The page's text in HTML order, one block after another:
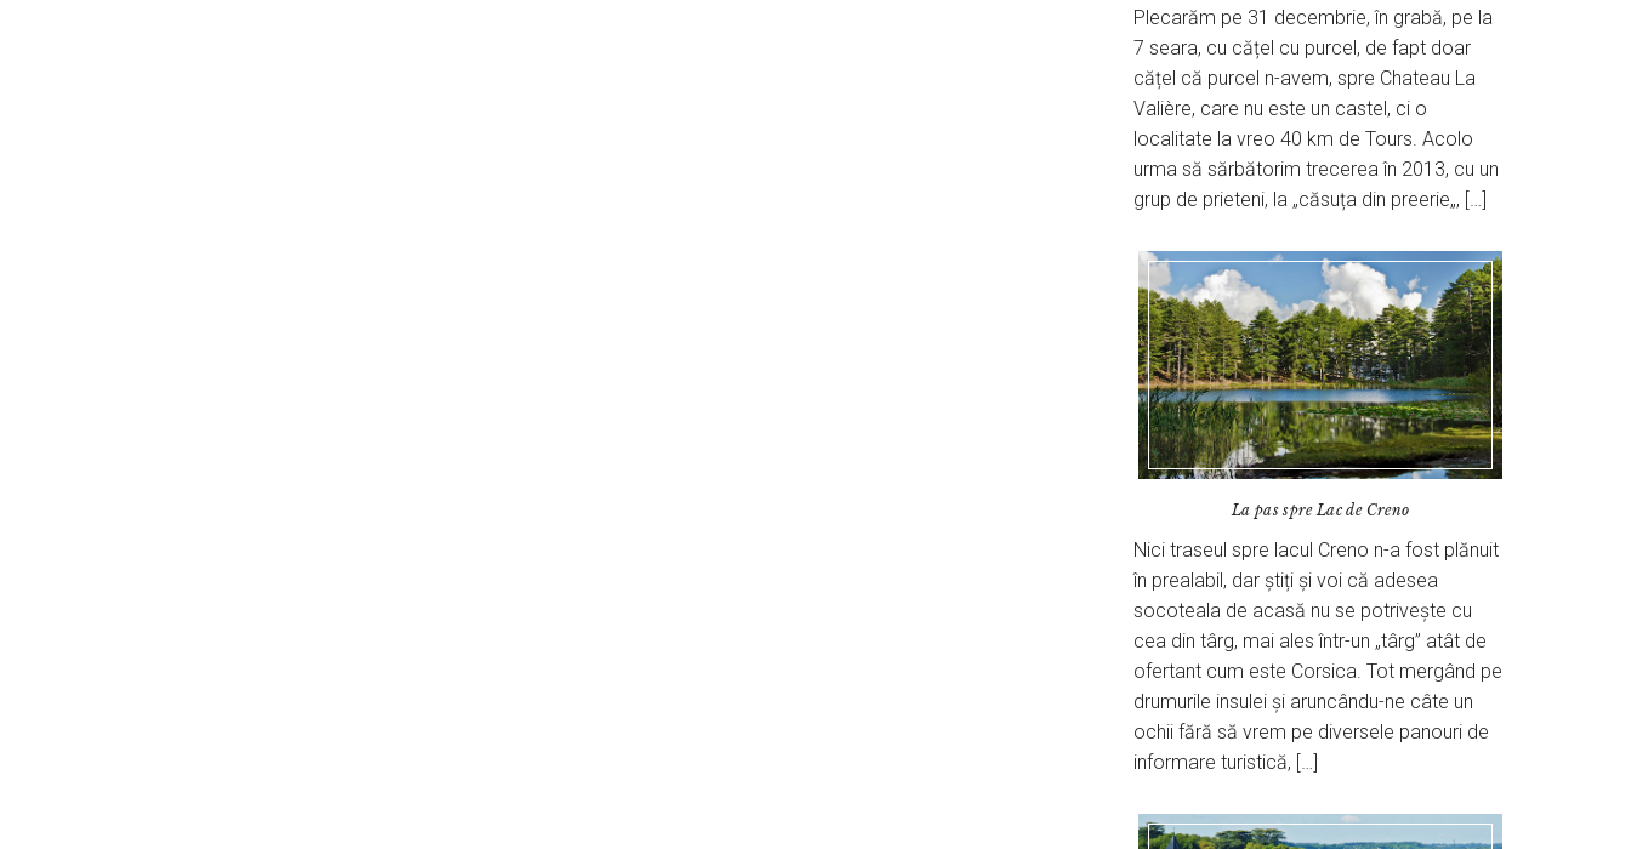
Plecarăm pe 31 decembrie, în grabă, pe la
7 seara, cu cățel cu purcel, de fapt doar
cățel că purcel n-avem, spre Chateau La
Valière, care nu este un castel, ci o
localitate la vreo 40 km de Tours. Acolo
urma să sărbătorim trecerea în 2013, cu un
grup de prieteni, la „căsuța din preerie„, […]
La pas spre Lac de Creno
Nici traseul spre lacul Creno n-a fost plănuit
în prealabil, dar știți și voi că adesea
socoteala de acasă nu se potrivește cu
cea din târg, mai ales într-un „târg” atât de
ofertant cum este Corsica. Tot mergând pe
drumurile insulei și aruncându-ne câte un
ochii fără să vrem pe diversele panouri de
informare turistică, […]